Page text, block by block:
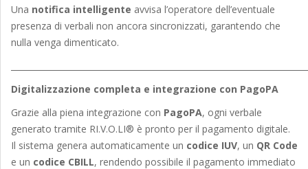
Una notifica intelligente avvisa l’operatore dell’eventuale
presenza di verbali non ancora sincronizzati, garantendo che
nulla venga dimenticato.
Digitalizzazione completa e integrazione con PagoPA
Grazie alla piena integrazione con PagoPA, ogni verbale
generato tramite RI.V.O.LI® è pronto per il pagamento digitale.
Il sistema genera automaticamente un codice IUV, un QR Code
e un codice CBILL, rendendo possibile il pagamento immediato